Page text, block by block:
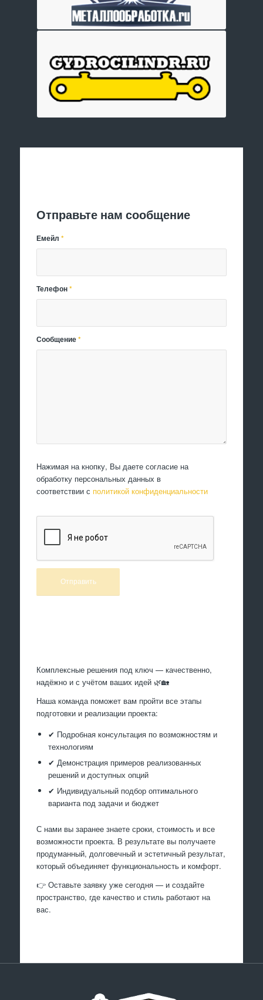
Отправьте нам сообщение
Емейл*
Телефон*
Сообщение*
Нажимая на кнопку, Вы даете согласие на
обработку персональных данных в
соответствии с политикой конфиденциальности
Комплексные решения под ключ — качественно,
надёжно и с учётом ваших идей 🌿🏡
Наша команда поможет вам пройти все этапы
подготовки и реализации проекта:
✔ Подробная консультация по возможностям и
технологиям
✔ Демонстрация примеров реализованных
решений и доступных опций
✔ Индивидуальный подбор оптимального
варианта под задачи и бюджет
С нами вы заранее знаете сроки, стоимость и все
возможности проекта. В результате вы получаете
продуманный, долговечный и эстетичный результат,
который объединяет функциональность и комфорт.
👉 Оставьте заявку уже сегодня — и создайте
пространство, где качество и стиль работают на
вас.